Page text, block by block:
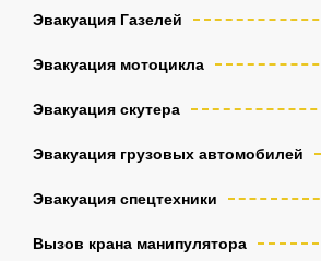
Эвакуация Газелей
Эвакуация мотоцикла
Эвакуация скутера
Эвакуация грузовых автомобилей
Эвакуация спецтехники
Вызов крана манипулятора